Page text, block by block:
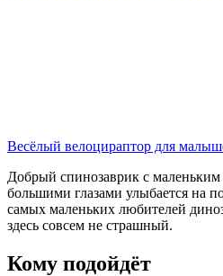
Весёлый велоцираптор для
Добрый спинозаврик с
большими глазами улыбается на
самых маленьких любителей
здесь совсем не страшный.
Кому подойдёт